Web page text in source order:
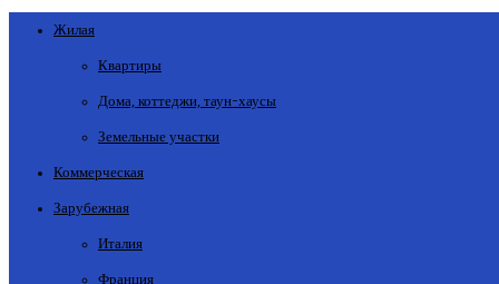
Жилая
Квартиры
Дома, коттеджи, таун-хаусы
Земельные участки
Коммерческая
Зарубежная
Италия
Франция